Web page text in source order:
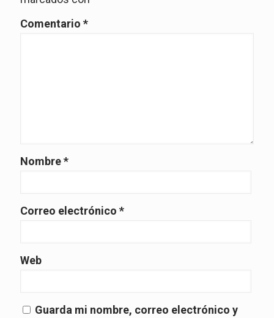
Comentario *
Nombre*
Correo electrónico *
Web
Guarda mi nombre, correo electrónico y